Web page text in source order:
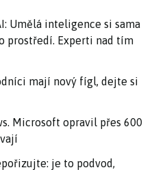
Umělá inteligence si sama
prostředí. Experti nad tím
mají nový fígl, dejte si
Microsoft opravil přes 600
je to podvod,